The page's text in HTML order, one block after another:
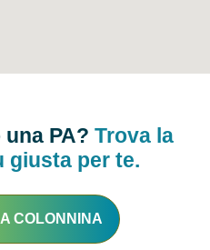
una PA?Trova la
giusta per te.
COLONNINA